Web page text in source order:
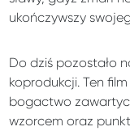
ukończywszy
Do dziś pozostało
koprodukcji. Ten
bogactwo
wzorcem oraz